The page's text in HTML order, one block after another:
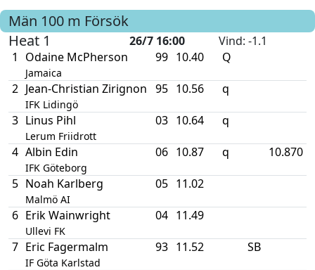
Män 100 m Försök
Heat 1
26/7 16:00 Vind: -1.1
1
Odaine McPherson
Jamaica
99 10.40 Q
2 Jean-Christian Zirignon
IFK Lidingö
95 10.56 q
3 Linus Pihl
Lerum Friidrott
03 10.64 q
4 Albin Edin
IFK Göteborg
06 10.87 q 10.870
5 Noah Karlberg
Malmö AI
05 11.02
6 Erik Wainwright
Ullevi FK
04 11.49
7 Eric Fagermalm
IF Göta Karlstad
93 11.52 SB